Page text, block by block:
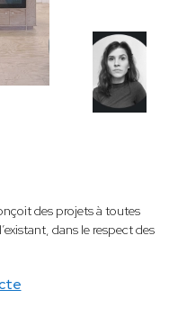
des projets à toutes
dans le respect des